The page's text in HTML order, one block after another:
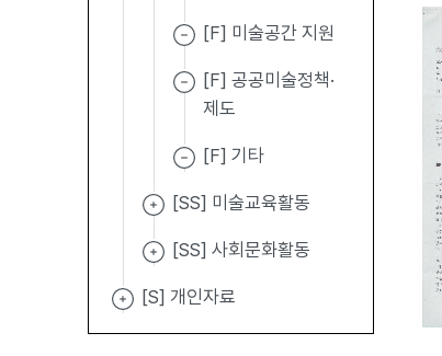
[F] 미술공간 지원
[F] 공공미술정책·
제도
[F] 기타
[SS] 미술교육활동
[SS] 사회문화활동
[S] 개인자료